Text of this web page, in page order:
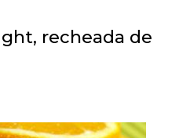
recheada de